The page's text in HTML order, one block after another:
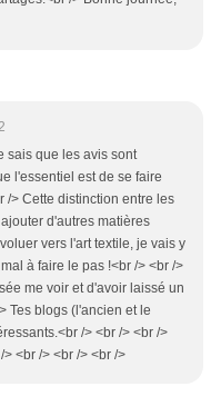
sais que les avis sont
l'essentiel est de se faire
/> Cette distinction entre les
d'autres matières
vers l'art textile, je vais y
à faire le pas !<br /> <br />
me voir et d'avoir laissé un
Tes blogs (l'ancien et le
/> <br /> <br />
<br /> <br /> <br />